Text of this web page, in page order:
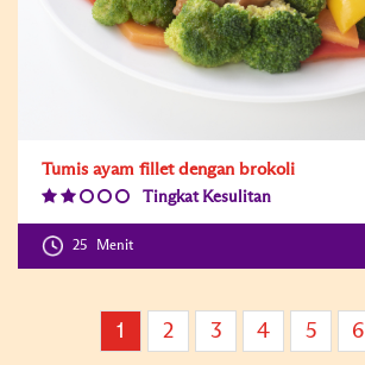
Tumis ayam fillet dengan brokoli
Tingkat Kesulitan
25 Menit
1 2 3 4 5 6